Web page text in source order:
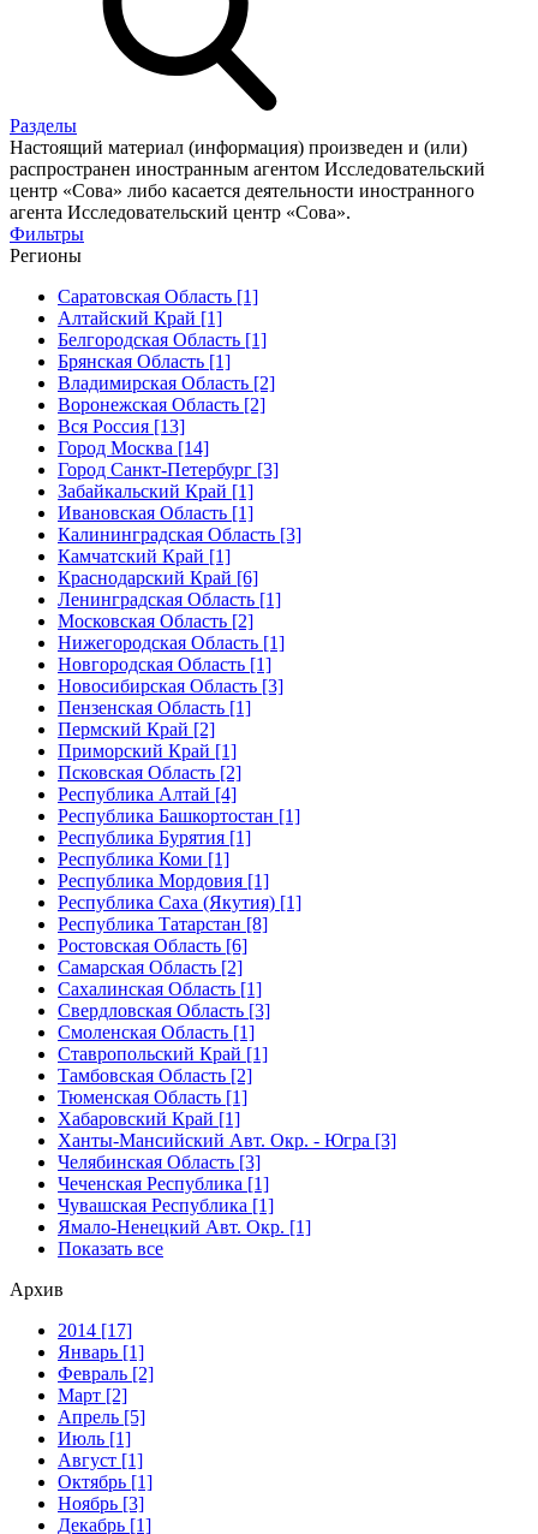
Разделы
Настоящий материал (информация) произведен и (или)
распространен иностранным агентом Исследовательский
центр «Сова» либо касается деятельности иностранного
агента Исследовательский центр «Сова».
Фильтры
Регионы
Саратовская Область [1]
Алтайский Край [1]
Белгородская Область [1]
Брянская Область [1]
Владимирская Область [2]
Воронежская Область [2]
Вся Россия [13]
Город Москва [14]
Город Санкт-Петербург [3]
Забайкальский Край [1]
Ивановская Область [1]
Калининградская Область [3]
Камчатский Край [1]
Краснодарский Край [6]
Ленинградская Область [1]
Московская Область [2]
Нижегородская Область [1]
Новгородская Область [1]
Новосибирская Область [3]
Пензенская Область [1]
Пермский Край [2]
Приморский Край [1]
Псковская Область [2]
Республика Алтай [4]
Республика Башкортостан [1]
Республика Бурятия [1]
Республика Коми [1]
Республика Мордовия [1]
Республика Саха (Якутия) [1]
Республика Татарстан [8]
Ростовская Область [6]
Самарская Область [2]
Сахалинская Область [1]
Свердловская Область [3]
Смоленская Область [1]
Ставропольский Край [1]
Тамбовская Область [2]
Тюменская Область [1]
Хабаровский Край [1]
Ханты-Мансийский Авт. Окр. - Югра [3]
Челябинская Область [3]
Чеченская Республика [1]
Чувашская Республика [1]
Ямало-Ненецкий Авт. Окр. [1]
Показать все
Архив
2014 [17]
Январь [1]
Февраль [2]
Март [2]
Апрель [5]
Июль [1]
Август [1]
Октябрь [1]
Ноябрь [3]
Декабрь [1]